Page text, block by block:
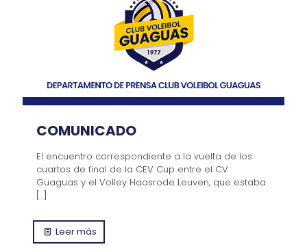
COMUNICADO
El encuentro correspondiente a la vuelta de los
cuartos de final de la CEV Cup entre el CV
Guaguas y el Volley Haasrode Leuven, que estaba
[…]
Leer más